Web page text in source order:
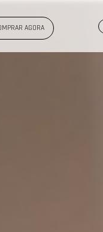
AGORA